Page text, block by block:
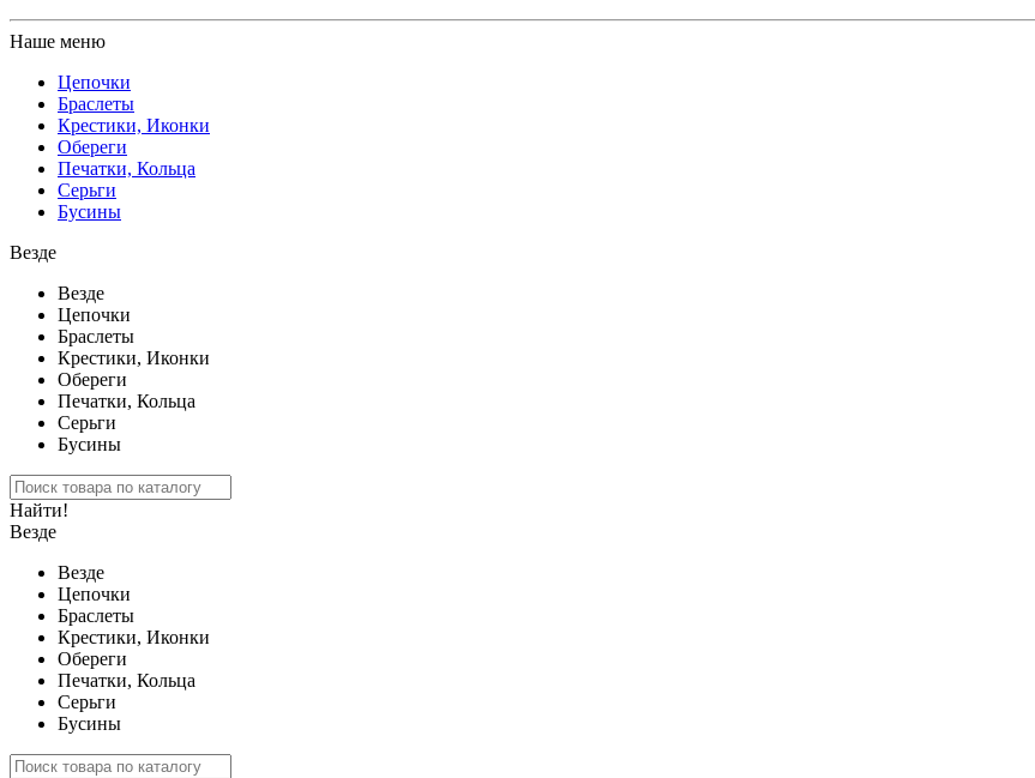
Наше меню
Цепочки
Браслеты
Крестики, Иконки
Обереги
Печатки, Кольца
Серьги
Бусины
Везде
Везде
Цепочки
Браслеты
Крестики, Иконки
Обереги
Печатки, Кольца
Серьги
Бусины
Найти!
Везде
Везде
Цепочки
Браслеты
Крестики, Иконки
Обереги
Печатки, Кольца
Серьги
Бусины